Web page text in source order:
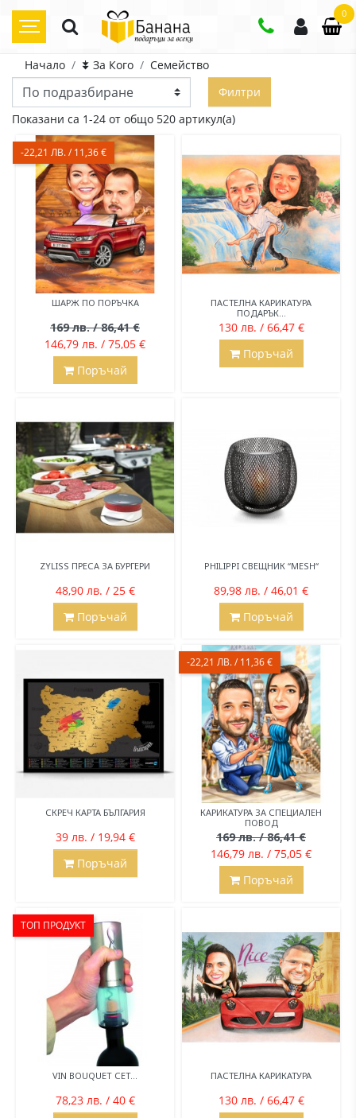
0
Начало ⯯ За Кого
Семейство
Филтри
Показани са 1-24 от общо 520 артикул(а)
ШАРЖ ПО ПОРЪЧКА
169 лв. / 86,41 €
146,79 лв. / 75,05 €
-22,21 ЛВ. / 11,36 €
Поръчай
ПАСТЕЛНА КАРИКАТУРА
ПОДАРЪК...
130 лв. / 66,47 €
Поръчай
ZYLISS ПРЕСА ЗА БУРГЕРИ
48,90 лв. / 25 €
Поръчай
PHILIPPI СВЕЩНИК “MESH“
89,98 лв. / 46,01 €
Поръчай
СКРЕЧ КАРТА БЪЛГАРИЯ
39 лв. / 19,94 €
Поръчай
КАРИКАТУРА ЗА СПЕЦИАЛЕН
ПОВОД
169 лв. / 86,41 €
146,79 лв. / 75,05 €
-22,21 ЛВ. / 11,36 €
Поръчай
VIN BOUQUET СЕТ...
78,23 лв. / 40 €
ТОП ПРОДУКТ
ПАСТЕЛНА КАРИКАТУРА
130 лв. / 66,47 €